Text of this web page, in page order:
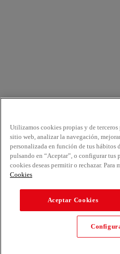
Utilizamos cookies propias y de
sitio web, analizar la navegación,
personalizada en función de tus hábitos
pulsando en “Aceptar”, o configurar tus
cookies deseas permitir o rechazar. Para
Cookies
Aceptar Cookies